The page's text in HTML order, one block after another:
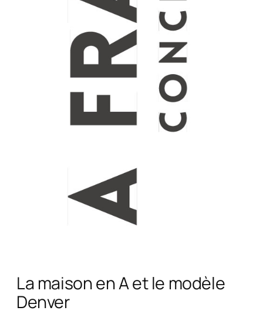
La maison en A et le modèle
Denver